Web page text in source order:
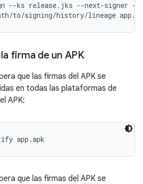
--ks release.jks --next-signer
firma de un APK
que las firmas del APK se
en todas las plataformas de
APK:
que las firmas del APK se